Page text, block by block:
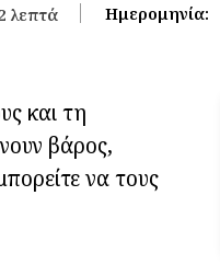
λεπτά Ημερομηνία:
και τη
βάρος,
να τους